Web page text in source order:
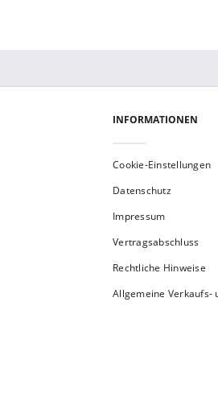
INFORMATIONEN
Cookie-Einstellungen
Datenschutz
Impressum
Vertragsabschluss
Rechtliche Hinweise
Allgemeine Verkaufs-